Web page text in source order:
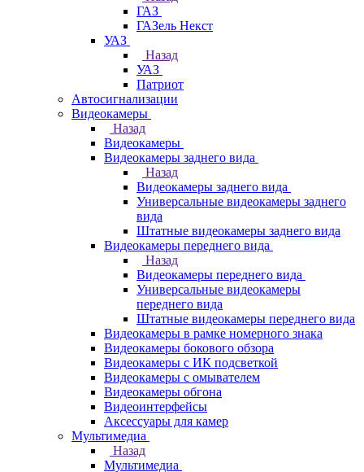
ГАЗ
ГАЗель Некст
УАЗ
Назад
УАЗ
Патриот
Автосигнализации
Видеокамеры
Назад
Видеокамеры
Видеокамеры заднего вида
Назад
Видеокамеры заднего вида
Универсальные видеокамеры заднего
вида
Штатные видеокамеры заднего вида
Видеокамеры переднего вида
Назад
Видеокамеры переднего вида
Универсальные видеокамеры
переднего вида
Штатные видеокамеры переднего вида
Видеокамеры в рамке номерного знака
Видеокамеры бокового обзора
Видеокамеры с ИК подсветкой
Видеокамеры с омывателем
Видеокамеры обгона
Видеоинтерфейсы
Аксессуары для камер
Мультимедиа
Назад
Мультимедиа